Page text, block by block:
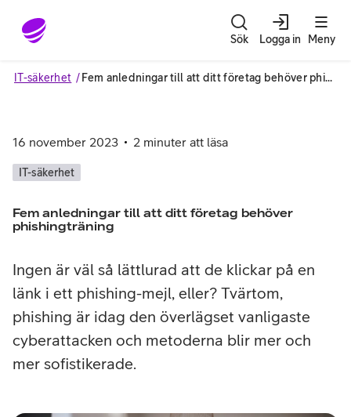
Gå till sidans innehåll
Sök Logga in Meny
IT-säkerhet Fem anledningar till att ditt företag behöver phishingträning
16 november 2023 2 minuter att läsa
IT-säkerhet
Fem anledningar till att ditt företag behöver
phishingträning
Ingen är väl så lättlurad att de klickar på en
länk i ett phishing-mejl, eller? Tvärtom,
phishing är idag den överlägset vanligaste
cyberattacken och metoderna blir mer och
mer sofistikerade.